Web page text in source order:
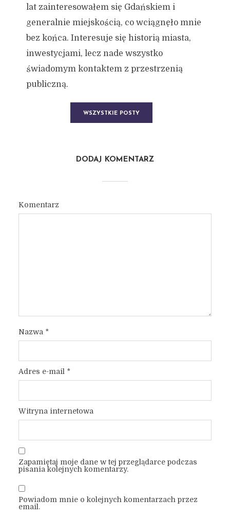
lat zainteresowałem się Gdańskiem i
generalnie miejskością, co wciągnęło mnie
bez końca. Interesuje się historią miasta,
inwestycjami, lecz nade wszystko
świadomym kontaktem z przestrzenią
publiczną.
WSZYSTKIE POSTY
DODAJ KOMENTARZ
Komentarz
Nazwa *
Adres e-mail *
Witryna internetowa
Zapamiętaj moje dane w tej przeglądarce podczas
pisania kolejnych komentarzy.
Powiadom mnie o kolejnych komentarzach przez
email.